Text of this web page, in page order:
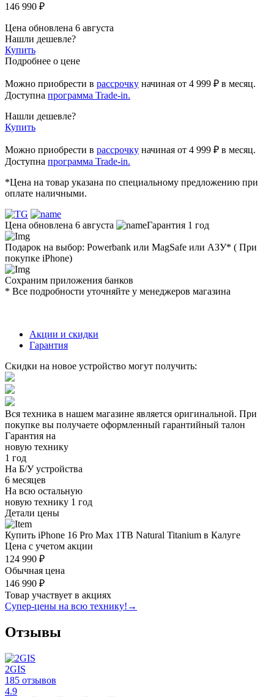
146 990 ₽
Цена обновлена 6 августа
Нашли дешевле?
Купить
Подробнее о цене
Можно приобрести в рассрочку начиная от 4 999 ₽ в месяц.
Доступна программа Trade-in.
Нашли дешевле?
Купить
Можно приобрести в рассрочку начиная от 4 999 ₽ в месяц.
Доступна программа Trade-in.
*Цена на товар указана по специальному предложению при
оплате наличными.
Цена обновлена 6 августа Гарантия 1 год
Подарок на выбор: Powerbank или MagSafe или AЗУ* ( При
покупке iPhone)
Сохраним приложения банков
* Все подробности уточняйте у менеджеров магазина
Акции и скидки
Гарантия
Скидки на новое устройство могут получить:
Вся техника в нашем магазине является оригинальной. При
покупке вы получаете оформленный гарантийный талон
Гарантия на
новую технику
1 год
На Б/У устройства
6 месяцев
На всю остальную
новую технику 1 год
Детали цены
Купить iPhone 16 Pro Max 1TB Natural Titanium в Калуге
Цена с учетом акции
124 990 ₽
Обычная цена
146 990 ₽
Товар участвует в акциях
Супер-цены на всю технику! →
Отзывы
2GIS
185 отзывов
4.9